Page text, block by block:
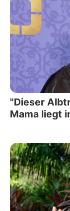
"Dieser
Mama liegt